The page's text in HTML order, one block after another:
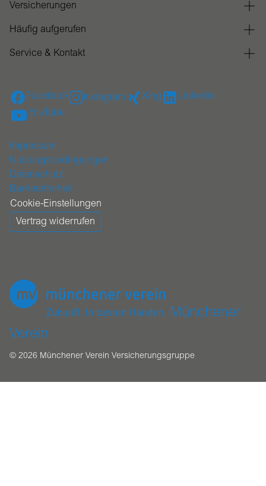
Versicherungen
Häufig aufgerufen
Service & Kontakt
Facebook Instagram Xing
Linkedin
YouTube
Impressum
Nutzungsbedingungen
Datenschutz
Barrierefreiheit
Cookie-Einstellungen
Vertrag widerrufen
Münchener
Verein
© 2026 Münchener Verein Versicherungsgruppe